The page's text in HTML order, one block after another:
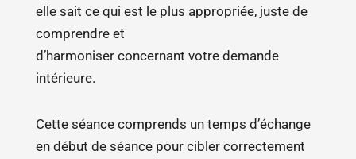
elle sait ce qui est le plus appropriée, juste de
comprendre et
d’harmoniser concernant votre demande
intérieure.
Cette séance comprends un temps d’échange
en début de séance pour cibler correctement